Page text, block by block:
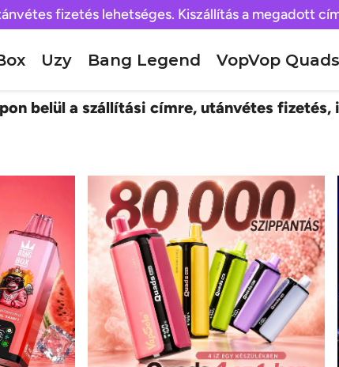
fizetés lehetséges. Kiszállítás a megadott
Uzy Bang Legend VopVop Quads
belül a szállítási címre, utánvétes fizetés,